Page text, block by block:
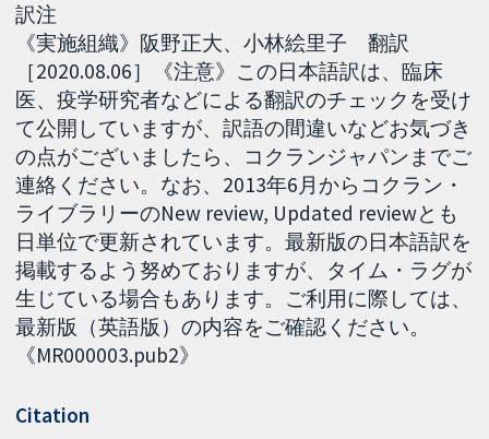
訳注
《実施組織》阪野正大、小林絵里子 翻訳
［2020.08.06］《注意》この日本語訳は、臨床
医、疫学研究者などによる翻訳のチェックを受け
て公開していますが、訳語の間違いなどお気づき
の点がございましたら、コクランジャパンまでご
連絡ください。なお、2013年6月からコクラン・
ライブラリーのNew review, Updated reviewとも
日単位で更新されています。最新版の日本語訳を
掲載するよう努めておりますが、タイム・ラグが
生じている場合もあります。ご利用に際しては、
最新版（英語版）の内容をご確認ください。
《MR000003.pub2》
Citation